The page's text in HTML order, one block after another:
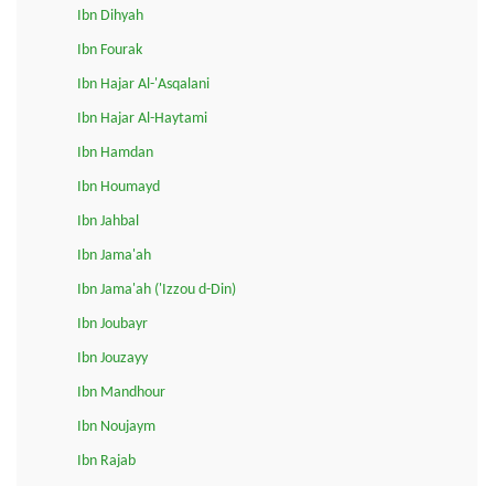
Ibn Dihyah
Ibn Fourak
Ibn Hajar Al-'Asqalani
Ibn Hajar Al-Haytami
Ibn Hamdan
Ibn Houmayd
Ibn Jahbal
Ibn Jama'ah
Ibn Jama'ah ('Izzou d-Din)
Ibn Joubayr
Ibn Jouzayy
Ibn Mandhour
Ibn Noujaym
Ibn Rajab